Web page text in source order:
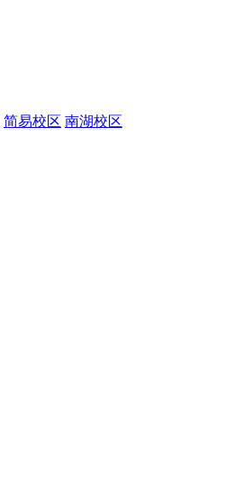
简易校区 南湖校区